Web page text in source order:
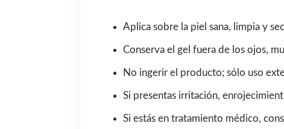
Aplica sobre la piel sana, limpia y
Conserva el gel fuera de los ojos,
No ingerir el producto; sólo uso
Si presentas irritación,
Si estás en tratamiento médico,